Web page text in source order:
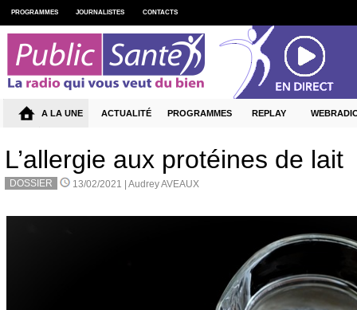
L’allergie aux protéines de lait
DOSSIER 13/02/2021 | Audrey AVEAUX
PROGRAMMES JOURNALISTES CONTACTS
A LA UNE ACTUALITÉ PROGRAMMES REPLAY